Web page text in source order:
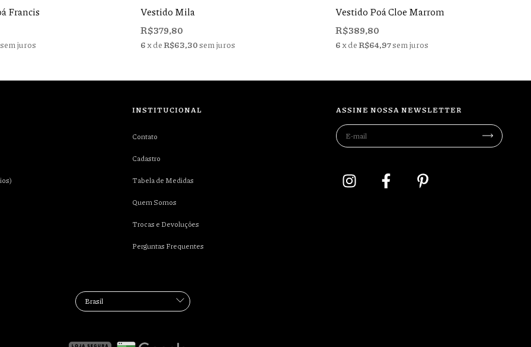
Francis
sem juros
Vestido Mila
R$379,80
6 x deR$63,30 sem juros
Vestido Poá Cloe Marrom
R$389,80
6 x deR$64,97sem juros
ASSINE NOSSA NEWSLETTER
INSTITUCIONAL
Contato
Cadastro
Tabela de Medidas
Quem Somos
Trocas e Devoluções
Perguntas Frequentes